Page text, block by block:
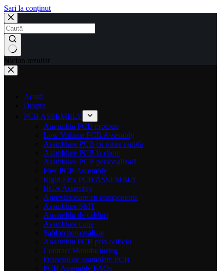
Sari la conținut
Niciun rezultat
Acasă
Despre
PCB ASSEMBLY
Ansamblu PCB prototip
Low Volume PCB Assembly
Asamblare PCB cu rotire rapidă
Asamblare PCB la cheie
Asamblare PCB personalizată
Flex PCB Assembly
Rigid Flex PCB ASSEMBLY
BGA Assembly
Aprovizionare cu componente
Asamblare SMT
Ansamblu de cabluri
Asamblare cutie
Șablon personalizat
Ansamblu PCB prin orificiu
Contract Manufacturing
Procesul de asamblare PCB
PCB Assembly FAQs